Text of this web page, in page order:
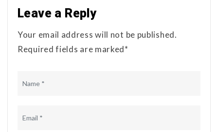
Leave a Reply
Your email address will not be published.
Required fields are marked*